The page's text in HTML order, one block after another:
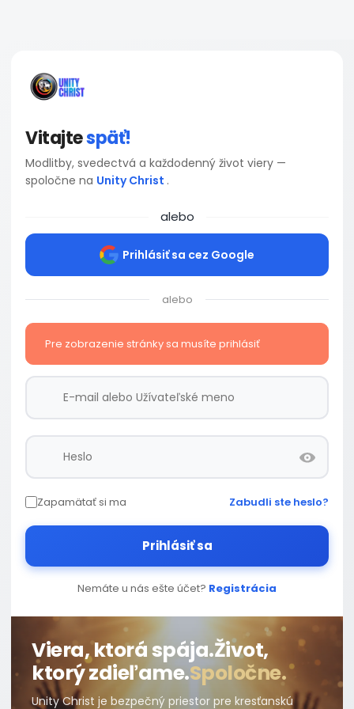
Vitajtespäť!
Modlitby, svedectvá a každodenný život viery —
spoločne na Unity Christ .
alebo
Prihlásiť sa cez Google
alebo
Pre zobrazenie stránky sa musíte prihlásiť
Zapamätať si ma Zabudli ste heslo?
Prihlásiť sa
Nemáte u nás ešte účet? Registrácia
Viera, ktorá spája.Život,
ktorý zdieľame.Spoločne.
Unity Christ je bezpečný priestor pre kresťanskú